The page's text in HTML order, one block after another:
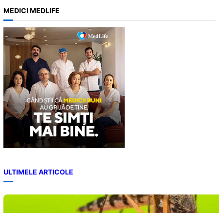
a
r
c
h
MEDICI MEDLIFE
ULTIMELE ARTICOLE